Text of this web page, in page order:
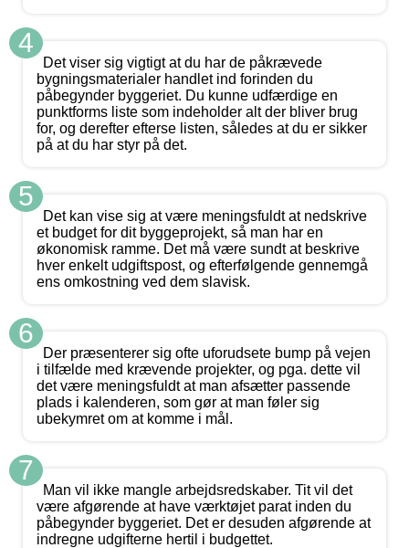
4
Det viser sig vigtigt at du har de påkrævede
bygningsmaterialer handlet ind forinden du
påbegynder byggeriet. Du kunne udfærdige en
punktforms liste som indeholder alt der bliver brug
for, og derefter efterse listen, således at du er sikker
på at du har styr på det.
5
Det kan vise sig at være meningsfuldt at nedskrive
et budget for dit byggeprojekt, så man har en
økonomisk ramme. Det må være sundt at beskrive
hver enkelt udgiftspost, og efterfølgende gennemgå
ens omkostning ved dem slavisk.
6
Der præsenterer sig ofte uforudsete bump på vejen
i tilfælde med krævende projekter, og pga. dette vil
det være meningsfuldt at man afsætter passende
plads i kalenderen, som gør at man føler sig
ubekymret om at komme i mål.
7
Man vil ikke mangle arbejdsredskaber. Tit vil det
være afgørende at have værktøjet parat inden du
påbegynder byggeriet. Det er desuden afgørende at
indregne udgifterne hertil i budgettet.